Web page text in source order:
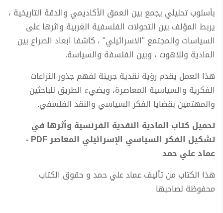
بأسلوب تحليلي يجمع بين العمق الأكاديمي والدقة التاريخية ،
يربط المؤلف بين التحولات الفلسفية الغربية واثرها على
السياسات والمجتمع "الاسرائيلي" ، كاشفا ابعاد الصراع بين
المادية وللاهوت ، وبين الفلسفة والسياسة.
هذا العمل يقدم رؤية نقدية جريئة لفهم جذور النزاعات
الفكرية والسياسية المعاصرة، ويضيء الطريق للباحثين
والمهتمين بقضايا الفكر السياسي والنقد الفلسفي.
تحميل كتاب المادية النقدية الفرنسية وأثرها في
تشكيل الفكر السياسي الإسرائيلي المعاصر PDF -
عماد علي حمد
هذا الكتاب من تأليف عماد علي حمد و حقوق الكتاب
محفوظة لصاحبها